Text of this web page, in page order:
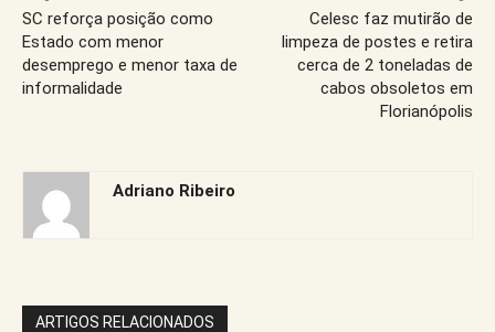
SC reforça posição como
Estado com menor
desemprego e menor taxa de
informalidade
Celesc faz mutirão de
limpeza de postes e retira
cerca de 2 toneladas de
cabos obsoletos em
Florianópolis
Adriano Ribeiro
ARTIGOS RELACIONADOS